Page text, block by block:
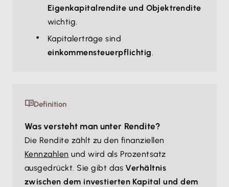
Eigenkapitalrendite und Objektrendite
wichtig.
Kapitalerträge sind
einkommensteuerpflichtig.
Definition
Was versteht man unter Rendite?
Die Rendite zählt zu den finanziellen
Kennzahlen und wird als Prozentsatz
ausgedrückt. Sie gibt das Verhältnis
zwischen dem investierten Kapital und dem